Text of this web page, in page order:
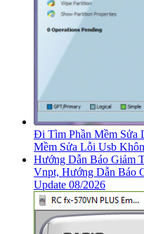
Đi Tìm Phần Mềm Sửa
Mềm Sửa Lỗi Usb
Hướng Dẫn Báo Giảm
Vnpt, Hướng Dẫn Báo
Update 08/2026